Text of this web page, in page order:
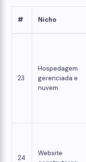
# Nicho
23
Hospedagem
gerenciada e
nuvem
24
Website